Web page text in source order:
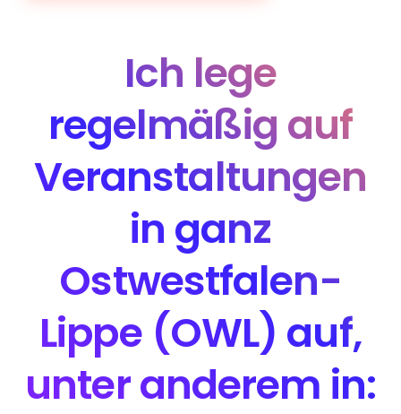
Ich lege
regelmäßig auf
Veranstaltungen
in ganz
Ostwestfalen-
Lippe (OWL) auf,
unter anderem in: